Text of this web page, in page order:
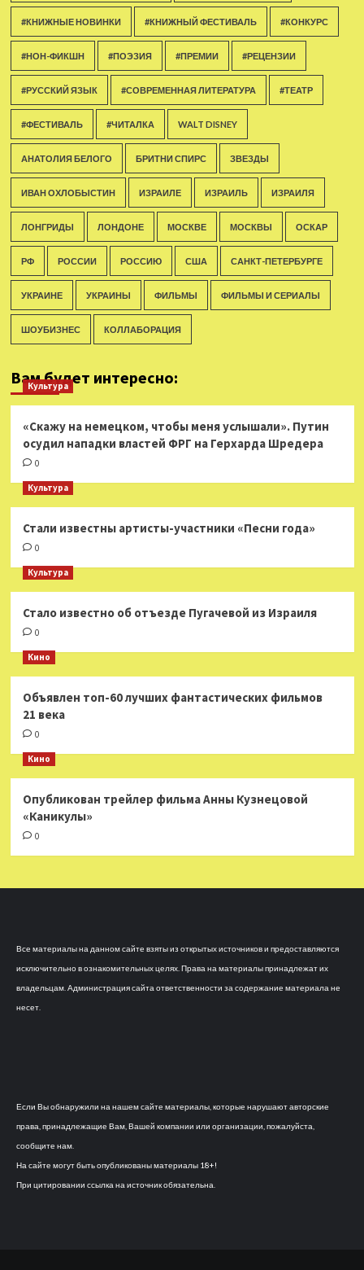
#КНИЖНЫЕ НОВИНКИ #КНИЖНЫЙ ФЕСТИВАЛЬ #КОНКУРС
#НОН-ФИКШН #ПОЭЗИЯ #ПРЕМИИ #РЕЦЕНЗИИ
#РУССКИЙ ЯЗЫК #СОВРЕМЕННАЯ ЛИТЕРАТУРА #ТЕАТР
#ФЕСТИВАЛЬ #ЧИТАЛКА WALT DISNEY
АНАТОЛИЯ БЕЛОГО БРИТНИ СПИРС ЗВЕЗДЫ
ИВАН ОХЛОБЫСТИН ИЗРАИЛЕ ИЗРАИЛЬ ИЗРАИЛЯ
ЛОНГРИДЫ ЛОНДОНЕ МОСКВЕ МОСКВЫ ОСКАР
РФ РОССИИ РОССИЮ США САНКТ-ПЕТЕРБУРГЕ
УКРАИНЕ УКРАИНЫ ФИЛЬМЫ ФИЛЬМЫ И СЕРИАЛЫ
ШОУБИЗНЕС КОЛЛАБОРАЦИЯ
Вам будет интересно:
Культура
«Скажу на немецком, чтобы меня услышали». Путин
осудил нападки властей ФРГ на Герхарда Шредера
0
Культура
Стали известны артисты-участники «Песни года»
0
Культура
Стало известно об отъезде Пугачевой из Израиля
0
Кино
Объявлен топ-60 лучших фантастических фильмов
21 века
0
Кино
Опубликован трейлер фильма Анны Кузнецовой
«Каникулы»
0
Все материалы на данном сайте взяты из открытых источников и предоставляются
исключительно в ознакомительных целях. Права на материалы принадлежат их
владельцам. Администрация сайта ответственности за содержание материала не
несет.
Если Вы обнаружили на нашем сайте материалы, которые нарушают авторские
права, принадлежащие Вам, Вашей компании или организации, пожалуйста,
сообщите нам.
На сайте могут быть опубликованы материалы 18+!
При цитировании ссылка на источник обязательна.